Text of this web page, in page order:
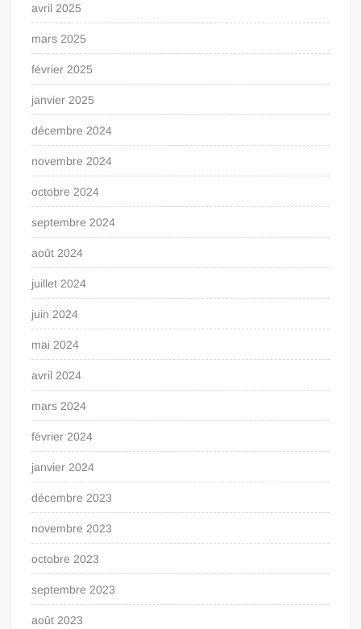
avril 2025
mars 2025
février 2025
janvier 2025
décembre 2024
novembre 2024
octobre 2024
septembre 2024
août 2024
juillet 2024
juin 2024
mai 2024
avril 2024
mars 2024
février 2024
janvier 2024
décembre 2023
novembre 2023
octobre 2023
septembre 2023
août 2023